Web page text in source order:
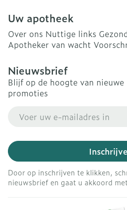
Uw apotheek
Over ons Nuttige links
Apotheker van wacht
Nieuwsbrief
Blijf op de hoogte van
promoties
Door op inschrijven te klikken,
nieuwsbrief en gaat u akkoord